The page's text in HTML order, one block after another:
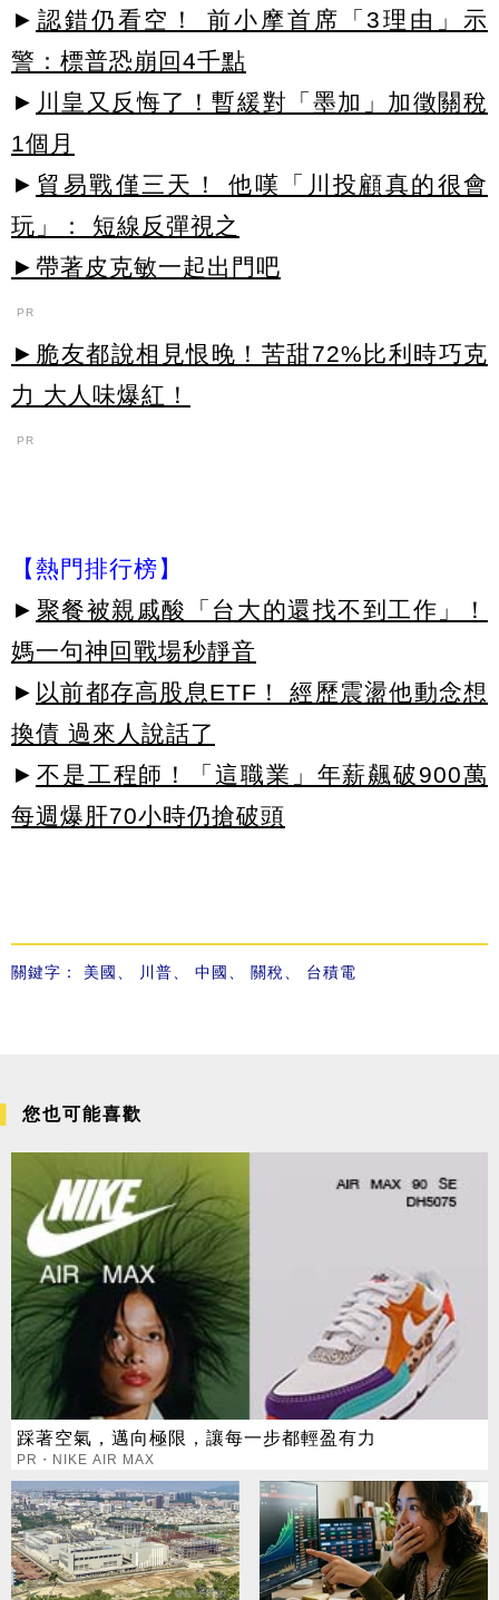
► 認錯仍看空！ 前小摩首席「3理由」示
警：標普恐崩回4千點
► 川皇又反悔了！暫緩對「墨加」加徵關稅
1個月
► 貿易戰僅三天！ 他嘆「川投顧真的很會
玩」： 短線反彈視之
►帶著皮克敏一起出門吧
PR
►脆友都說相見恨晚！苦甜72%比利時巧克
力 大人味爆紅！
PR
【熱門排行榜】
► 聚餐被親戚酸「台大的還找不到工作」！
媽一句神回戰場秒靜音
► 以前都存高股息ETF！ 經歷震盪他動念想
換債 過來人說話了
► 不是工程師！「這職業」年薪飆破900萬
每週爆肝70小時仍搶破頭
關鍵字： 美國 川普 中國 關稅 台積電
您也可能喜歡
踩著空氣，邁向極限，讓每一步都輕盈有力
PR・NIKE AIR MAX